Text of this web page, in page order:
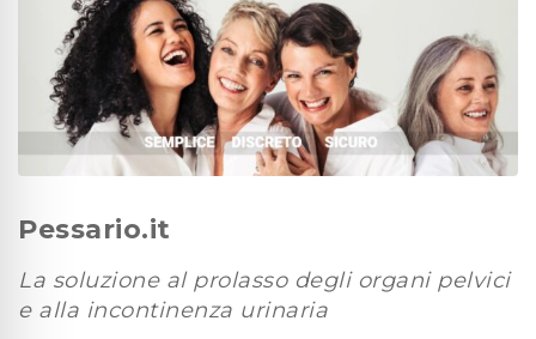
Pessario.it
La soluzione al prolasso degli organi pelvici
e alla incontinenza urinaria